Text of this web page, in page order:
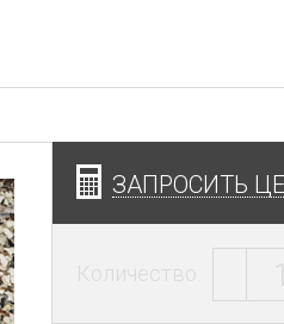
ЗАПРОСИТЬ
Количество: